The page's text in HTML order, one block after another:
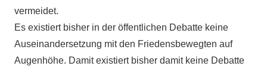
vermeidet.
Es existiert bisher in der öffentlichen Debatte keine
Auseinandersetzung mit den Friedensbewegten auf
Augenhöhe. Damit existiert bisher damit keine Debatte